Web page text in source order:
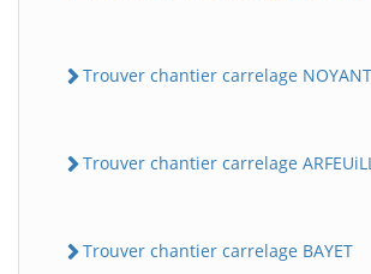
Trouver chantier carrelage
Trouver chantier carrelage
Trouver chantier carrelage BAYET